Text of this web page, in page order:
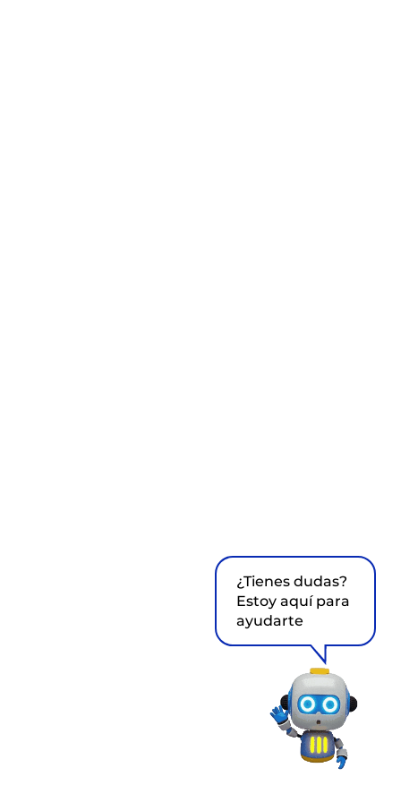
¿Tienes dudas?
Estoy aquí para
ayudarte